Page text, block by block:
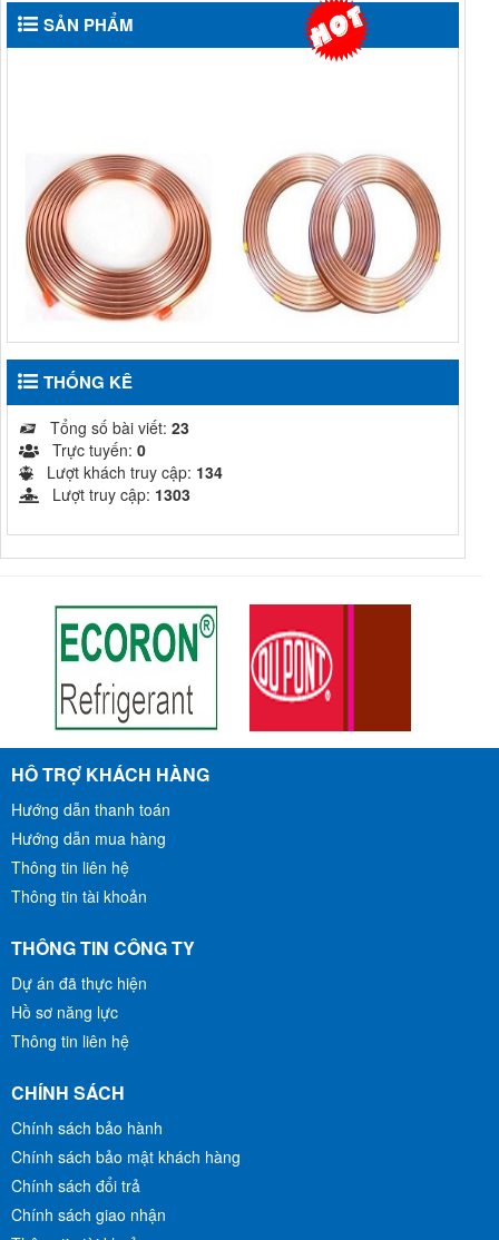
SẢN PHẨM
ỐNG ĐỒNG TRUNG
QUỐC HUAHONG DẠNG
CUỘN
10,000₫
MUA HÀNG
ỐNG ĐỒNG TRUNG
Liên Hệ
ỐNG ĐỒNG TRUNG
QUỐC HAILIANG DẠNG
CÂY
MUA HÀNG
ỐNG ĐỒNG THÁI LAN PHI
THỐNG KÊ
Tổng số bài viết: 23
Trực tuyến: 0
Lượt khách truy cập: 134
Lượt truy cập: 1303
HỖ TRỢ KHÁCH HÀNG
Hướng dẫn thanh toán
Hướng dẫn mua hàng
Thông tin liên hệ
Thông tin tài khoản
THÔNG TIN CÔNG TY
Dự án đã thực hiện
Hồ sơ năng lực
Thông tin liên hệ
CHÍNH SÁCH
Chính sách bảo hành
Chính sách bảo mật khách hàng
Chính sách đổi trả
Chính sách giao nhận